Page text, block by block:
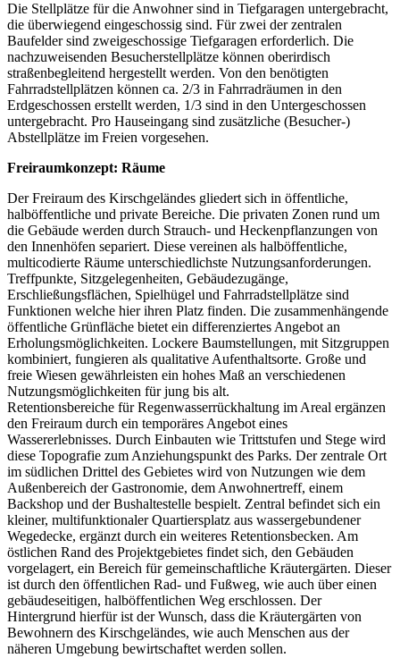
Die Stellplätze für die Anwohner sind in Tiefgaragen untergebracht,
die überwiegend eingeschossig sind. Für zwei der zentralen
Baufelder sind zweigeschossige Tiefgaragen erforderlich. Die
nachzuweisenden Besucherstellplätze können oberirdisch
straßenbegleitend hergestellt werden. Von den benötigten
Fahrradstellplätzen können ca. 2/3 in Fahrradräumen in den
Erdgeschossen erstellt werden, 1/3 sind in den Untergeschossen
untergebracht. Pro Hauseingang sind zusätzliche (Besucher-)
Abstellplätze im Freien vorgesehen.
Freiraumkonzept: Räume
Der Freiraum des Kirschgeländes gliedert sich in öffentliche,
halböffentliche und private Bereiche. Die privaten Zonen rund um
die Gebäude werden durch Strauch- und Heckenpflanzungen von
den Innenhöfen separiert. Diese vereinen als halböffentliche,
multicodierte Räume unterschiedlichste Nutzungsanforderungen.
Treffpunkte, Sitzgelegenheiten, Gebäudezugänge,
Erschließungsflächen, Spielhügel und Fahrradstellplätze sind
Funktionen welche hier ihren Platz finden. Die zusammenhängende
öffentliche Grünfläche bietet ein differenziertes Angebot an
Erholungsmöglichkeiten. Lockere Baumstellungen, mit Sitzgruppen
kombiniert, fungieren als qualitative Aufenthaltsorte. Große und
freie Wiesen gewährleisten ein hohes Maß an verschiedenen
Nutzungsmöglichkeiten für jung bis alt.
Retentionsbereiche für Regenwasserrückhaltung im Areal ergänzen
den Freiraum durch ein temporäres Angebot eines
Wassererlebnisses. Durch Einbauten wie Trittstufen und Stege wird
diese Topografie zum Anziehungspunkt des Parks. Der zentrale Ort
im südlichen Drittel des Gebietes wird von Nutzungen wie dem
Außenbereich der Gastronomie, dem Anwohnertreff, einem
Backshop und der Bushaltestelle bespielt. Zentral befindet sich ein
kleiner, multifunktionaler Quartiersplatz aus wassergebundener
Wegedecke, ergänzt durch ein weiteres Retentionsbecken. Am
östlichen Rand des Projektgebietes findet sich, den Gebäuden
vorgelagert, ein Bereich für gemeinschaftliche Kräutergärten. Dieser
ist durch den öffentlichen Rad- und Fußweg, wie auch über einen
gebäudeseitigen, halböffentlichen Weg erschlossen. Der
Hintergrund hierfür ist der Wunsch, dass die Kräutergärten von
Bewohnern des Kirschgeländes, wie auch Menschen aus der
näheren Umgebung bewirtschaftet werden sollen.